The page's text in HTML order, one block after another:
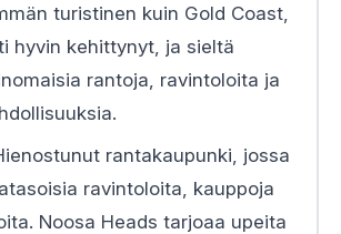
turistinen kuin Gold Coast,
hyvin kehittynyt, ja sieltä
rantoja, ravintoloita ja
rantakaupunki, jossa
ravintoloita, kauppoja
Noosa Heads tarjoaa upeita